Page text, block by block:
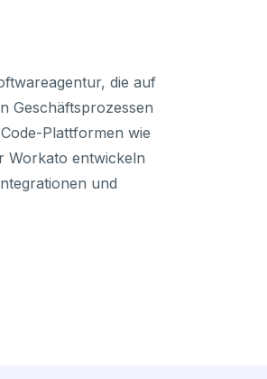
die auf
Geschäftsprozessen
Plattformen wie
Workato entwickeln
und